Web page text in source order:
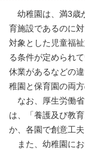
幼稚園は、満3歳
育施設であるのに
対象とした児童福
る条件が定められ
休業があるなどの
稚園と保育園の両
なお、厚生労働省
は、「養護及び教
か、各園で創意工
また、幼稚園にお